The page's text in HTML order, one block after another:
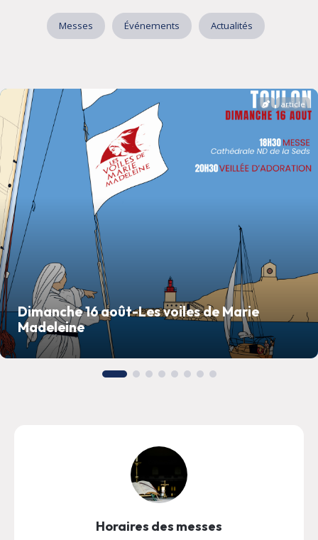
Messes Événements Actualités
Dimanche 16 août-Les voiles de Marie
Madeleine
article
Horaires des messes